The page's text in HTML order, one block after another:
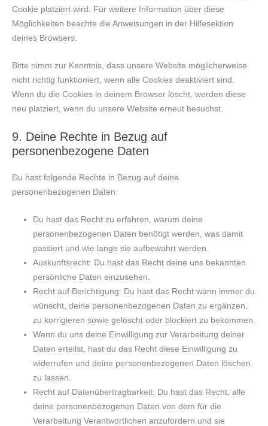
Cookie platziert wird. Für weitere Information über diese
Möglichkeiten beachte die Anweisungen in der Hilfesektion
deines Browsers.
Bitte nimm zur Kenntnis, dass unsere Website möglicherweise
nicht richtig funktioniert, wenn alle Cookies deaktiviert sind.
Wenn du die Cookies in deinem Browser löscht, werden diese
neu platziert, wenn du unsere Website erneut besuchst.
9. Deine Rechte in Bezug auf
personenbezogene Daten
Du hast folgende Rechte in Bezug auf deine
personenbezogenen Daten:
Du hast das Recht zu erfahren, warum deine
personenbezogenen Daten benötigt werden, was damit
passiert und wie lange sie aufbewahrt werden.
Auskunftsrecht: Du hast das Recht deine uns bekannten
persönliche Daten einzusehen.
Recht auf Berichtigung: Du hast das Recht wann immer du
wünscht, deine personenbezogenen Daten zu ergänzen,
zu korrigieren sowie gelöscht oder blockiert zu bekommen.
Wenn du uns deine Einwilligung zur Verarbeitung deiner
Daten erteilst, hast du das Recht diese Einwilligung zu
widerrufen und deine personenbezogenen Daten löschen
zu lassen.
Recht auf Datenübertragbarkeit: Du hast das Recht, alle
deine personenbezogenen Daten von dem für die
Verarbeitung Verantwortlichen anzufordern und sie